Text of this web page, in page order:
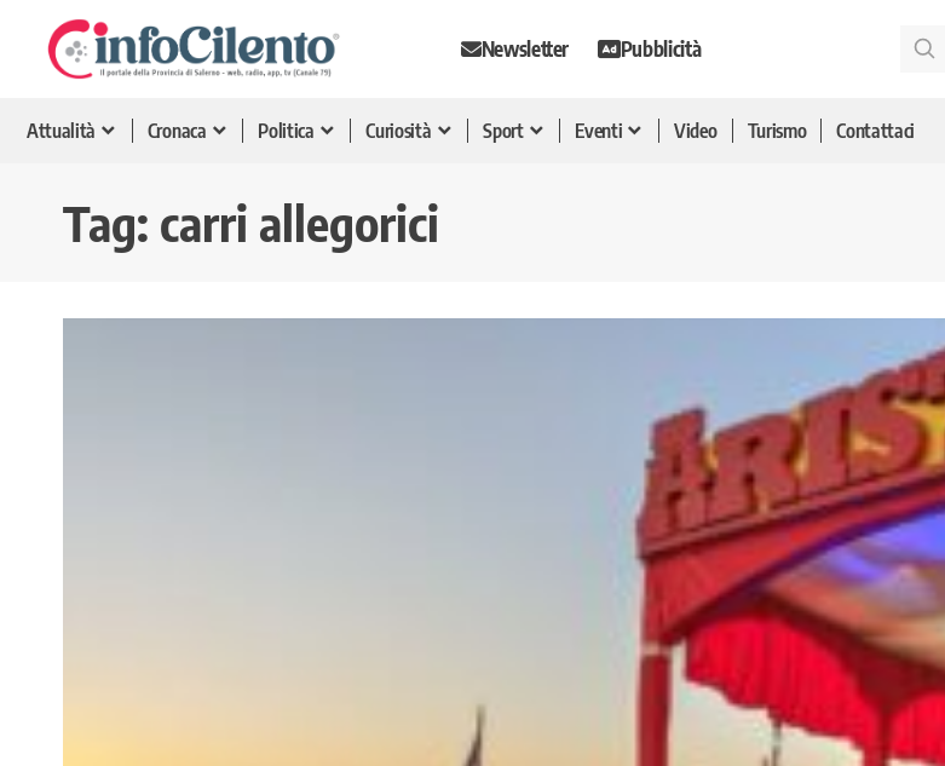
Newsletter Pubblicità
Attualità Cronaca Politica Curiosità Sport Eventi Video Turismo Contattaci
Tag: carri allegorici